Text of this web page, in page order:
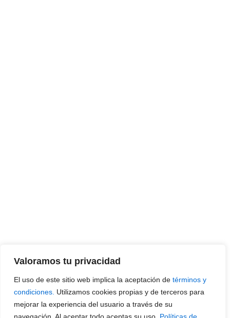
Valoramos tu privacidad
El uso de este sitio web implica la aceptación de términos y
condiciones. Utilizamos cookies propias y de terceros para
mejorar la experiencia del usuario a través de su